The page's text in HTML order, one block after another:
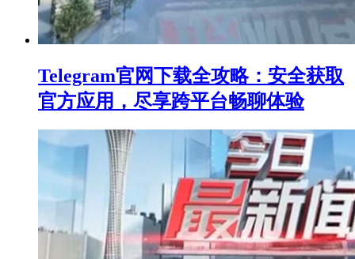
Telegram官网下载全攻略：安全获取
官方应用，尽享跨平台畅聊体验